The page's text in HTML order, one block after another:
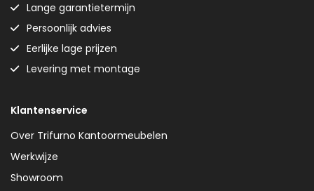
Lange garantietermijn
Persoonlijk advies
Eerlijke lage prijzen
Levering met montage
Klantenservice
Over Trifurno Kantoormeubelen
Werkwijze
Showroom